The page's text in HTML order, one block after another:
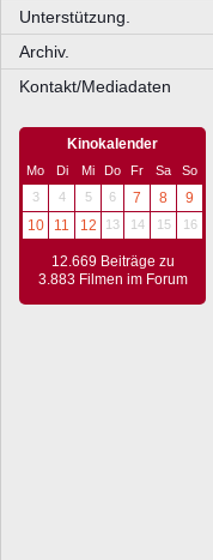
Unterstützung.
Archiv.
Kontakt/Mediadaten
Kinokalender
Mo Di Mi Do Fr Sa
So
3
4 5 6 7 8
9
10
11 12 13 14 15 16
12.669 Beiträge zu
3.883 Filmen im Forum